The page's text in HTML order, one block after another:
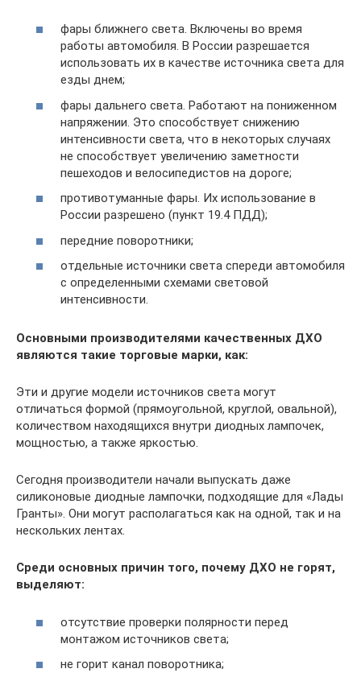
фары ближнего света. Включены во время
работы автомобиля. В России разрешается
использовать их в качестве источника света для
езды днем;
фары дальнего света. Работают на пониженном
напряжении. Это способствует снижению
интенсивности света, что в некоторых случаях
не способствует увеличению заметности
пешеходов и велосипедистов на дороге;
противотуманные фары. Их использование в
России разрешено (пункт 19.4 ПДД);
передние поворотники;
отдельные источники света спереди автомобиля
с определенными схемами световой
интенсивности.
Основными производителями качественных ДХО
являются такие торговые марки, как:
Эти и другие модели источников света могут
отличаться формой (прямоугольной, круглой, овальной),
количеством находящихся внутри диодных лампочек,
мощностью, а также яркостью.
Сегодня производители начали выпускать даже
силиконовые диодные лампочки, подходящие для «Лады
Гранты». Они могут располагаться как на одной, так и на
нескольких лентах.
Среди основных причин того, почему ДХО не горят,
выделяют:
отсутствие проверки полярности перед
монтажом источников света;
не горит канал поворотника;